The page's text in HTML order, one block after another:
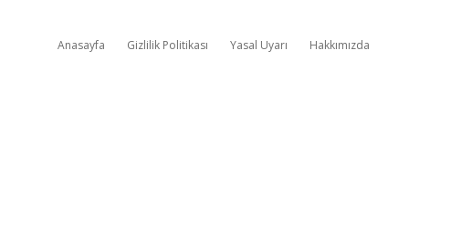
Anasayfa Gizlilik Politikası Yasal Uyarı Hakkımızda